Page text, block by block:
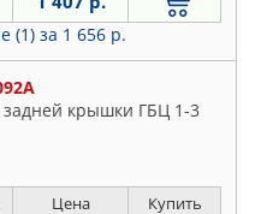
(1) за 1 656 р.
крышки ГБЦ 1-3
Цена Купить